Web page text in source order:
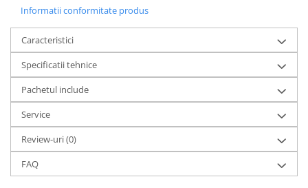
Informatii conformitate produs
Caracteristici
Specificatii tehnice
Pachetul include
Service
Review-uri(0)
FAQ